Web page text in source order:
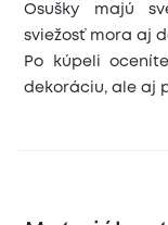
Osušky majú
sviežosť mora aj
Po kúpeli
dekoráciu, ale aj